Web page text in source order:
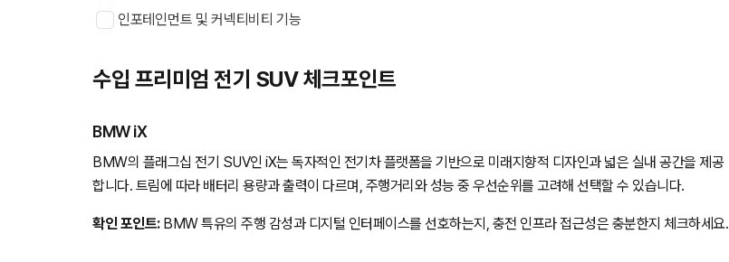
인포테인먼트 및 커넥티비티 기능
수입 프리미엄 전기 SUV 체크포인트
BMW iX
BMW의 플래그십 전기 SUV인 iX는 독자적인 전기차 플랫폼을 기반으로 미래지향적 디자인과 넓은 실내 공간을 제공
합니다. 트림에 따라 배터리 용량과 출력이 다르며, 주행거리와 성능 중 우선순위를 고려해 선택할 수 있습니다.
확인 포인트:BMW 특유의 주행 감성과 디지털 인터페이스를 선호하는지, 충전 인프라 접근성은 충분한지 체크하세요.